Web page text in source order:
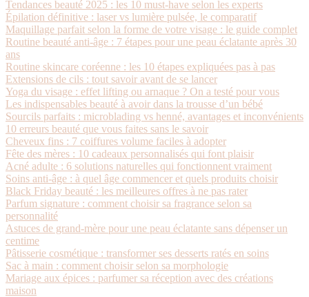
Tendances beauté 2025 : les 10 must-have selon les experts
Épilation définitive : laser vs lumière pulsée, le comparatif
Maquillage parfait selon la forme de votre visage : le guide complet
Routine beauté anti-âge : 7 étapes pour une peau éclatante après 30
ans
Routine skincare coréenne : les 10 étapes expliquées pas à pas
Extensions de cils : tout savoir avant de se lancer
Yoga du visage : effet lifting ou arnaque ? On a testé pour vous
Les indispensables beauté à avoir dans la trousse d’un bébé
Sourcils parfaits : microblading vs henné, avantages et inconvénients
10 erreurs beauté que vous faites sans le savoir
Cheveux fins : 7 coiffures volume faciles à adopter
Fête des mères : 10 cadeaux personnalisés qui font plaisir
Acné adulte : 6 solutions naturelles qui fonctionnent vraiment
Soins anti-âge : à quel âge commencer et quels produits choisir
Black Friday beauté : les meilleures offres à ne pas rater
Parfum signature : comment choisir sa fragrance selon sa
personnalité
Astuces de grand-mère pour une peau éclatante sans dépenser un
centime
Pâtisserie cosmétique : transformer ses desserts ratés en soins
Sac à main : comment choisir selon sa morphologie
Mariage aux épices : parfumer sa réception avec des créations
maison